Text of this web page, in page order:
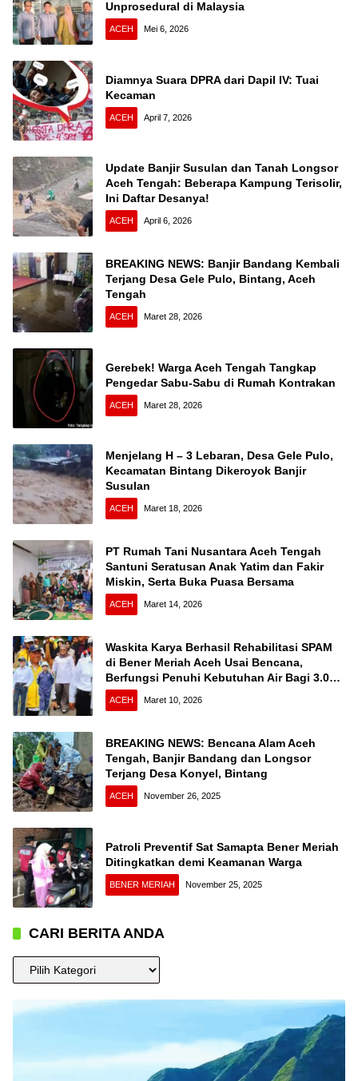
Unprosedural di Malaysia
ACEH Mei 6, 2026
Diamnya Suara DPRA dari Dapil IV: Tuai
Kecaman
ACEH April 7, 2026
Update Banjir Susulan dan Tanah Longsor
Aceh Tengah: Beberapa Kampung Terisolir,
Ini Daftar Desanya!
ACEH April 6, 2026
BREAKING NEWS: Banjir Bandang Kembali
Terjang Desa Gele Pulo, Bintang, Aceh
Tengah
ACEH Maret 28, 2026
Gerebek! Warga Aceh Tengah Tangkap
Pengedar Sabu-Sabu di Rumah Kontrakan
ACEH Maret 28, 2026
Menjelang H – 3 Lebaran, Desa Gele Pulo,
Kecamatan Bintang Dikeroyok Banjir
Susulan
ACEH Maret 18, 2026
PT Rumah Tani Nusantara Aceh Tengah
Santuni Seratusan Anak Yatim dan Fakir
Miskin, Serta Buka Puasa Bersama
ACEH Maret 14, 2026
Waskita Karya Berhasil Rehabilitasi SPAM
di Bener Meriah Aceh Usai Bencana,
Berfungsi Penuhi Kebutuhan Air Bagi 3.000
KK
ACEH Maret 10, 2026
BREAKING NEWS: Bencana Alam Aceh
Tengah, Banjir Bandang dan Longsor
Terjang Desa Konyel, Bintang
ACEH November 26, 2025
Patroli Preventif Sat Samapta Bener Meriah
Ditingkatkan demi Keamanan Warga
BENER MERIAH November 25, 2025
CARI BERITA ANDA
CARI
BERITA